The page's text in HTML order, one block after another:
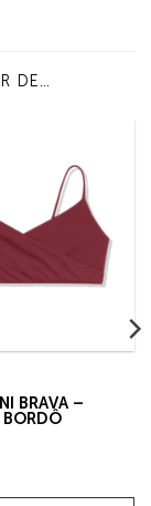
DE…
BRAVA –
BORDÔ